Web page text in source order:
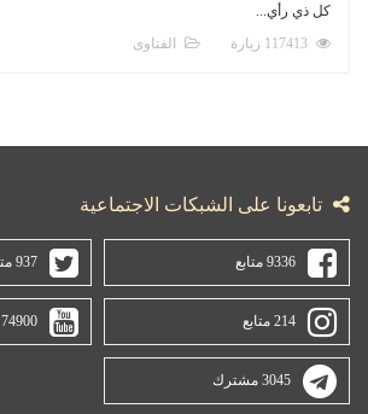
كل ذي رأي...
الفتاوى
تابعونا على الشبكات الاجتماعية
9336 متابع 937 متابع
214 متابع 74900 مشترك
3045 مشترك